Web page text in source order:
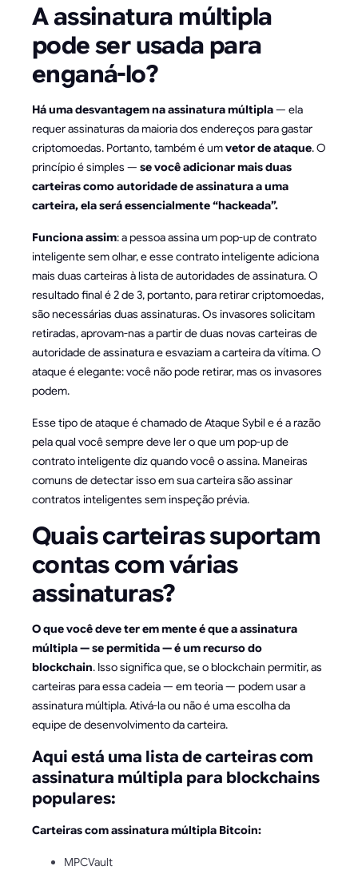
A assinatura múltipla
pode ser usada para
enganá-lo?
Há uma desvantagem na assinatura múltipla— ela
requer assinaturas da maioria dos endereços para gastar
criptomoedas. Portanto, também é umvetor de ataque. O
princípio é simples — se você adicionar mais duas
carteiras como autoridade de assinatura a uma
carteira, ela será essencialmente “hackeada”.
Funciona assim: a pessoa assina um pop-up de contrato
inteligente sem olhar, e esse contrato inteligente adiciona
mais duas carteiras à lista de autoridades de assinatura. O
resultado final é 2 de 3, portanto, para retirar criptomoedas,
são necessárias duas assinaturas. Os invasores solicitam
retiradas, aprovam-nas a partir de duas novas carteiras de
autoridade de assinatura e esvaziam a carteira da vítima. O
ataque é elegante: você não pode retirar, mas os invasores
podem.
Esse tipo de ataque é chamado de Ataque Sybil e é a razão
pela qual você sempre deve ler o que um pop-up de
contrato inteligente diz quando você o assina. Maneiras
comuns de detectar isso em sua carteira são assinar
contratos inteligentes sem inspeção prévia.
Quais carteiras suportam
contas com várias
assinaturas?
O que você deve ter em mente é que a assinatura
múltipla — se permitida — é um recurso do
blockchain. Isso significa que, se o blockchain permitir, as
carteiras para essa cadeia — em teoria — podem usar a
assinatura múltipla. Ativá-la ou não é uma escolha da
equipe de desenvolvimento da carteira.
Aqui está uma lista de carteiras com
assinatura múltipla para blockchains
populares:
Carteiras com assinatura múltipla Bitcoin:
MPCVault